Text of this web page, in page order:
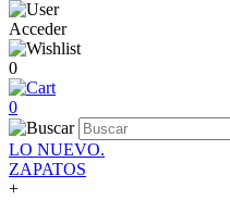
Acceder
0
0
LO NUEVO.
ZAPATOS
+